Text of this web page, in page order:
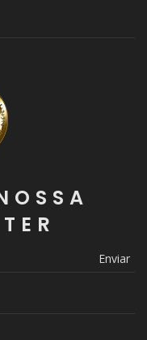
Enviar